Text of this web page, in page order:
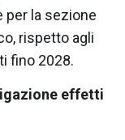
per la sezione
rispetto agli
fino 2028.
effetti